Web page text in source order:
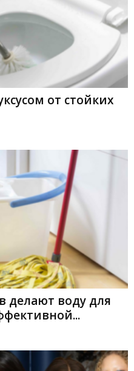
от стойких
делают воду для